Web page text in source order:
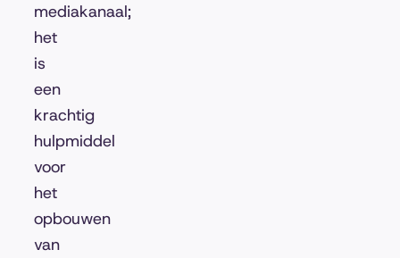
mediakanaal;
het
is
een
krachtig
hulpmiddel
voor
het
opbouwen
van